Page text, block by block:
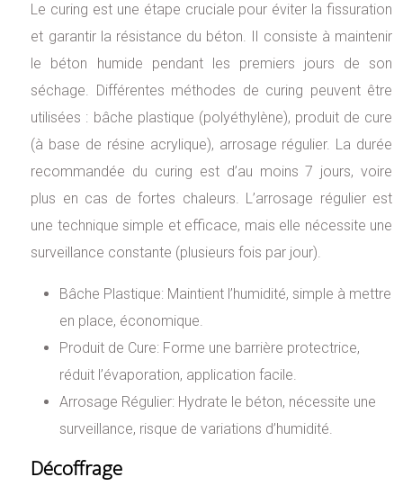
Le curing est une étape cruciale pour éviter la fissuration
et garantir la résistance du béton. Il consiste à maintenir
le béton humide pendant les premiers jours de son
séchage. Différentes méthodes de curing peuvent être
utilisées : bâche plastique (polyéthylène), produit de cure
(à base de résine acrylique), arrosage régulier. La durée
recommandée du curing est d’au moins 7 jours, voire
plus en cas de fortes chaleurs. L’arrosage régulier est
une technique simple et efficace, mais elle nécessite une
surveillance constante (plusieurs fois par jour).
Bâche Plastique: Maintient l’humidité, simple à mettre
en place, économique.
Produit de Cure: Forme une barrière protectrice,
réduit l’évaporation, application facile.
Arrosage Régulier: Hydrate le béton, nécessite une
surveillance, risque de variations d’humidité.
Décoffrage